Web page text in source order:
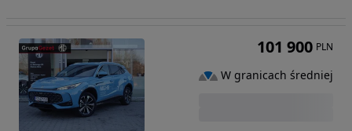
101 900 PLN
W granicach średniej